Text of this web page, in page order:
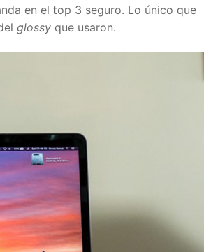
en el top 3 seguro. Lo único que
glossy que usaron.